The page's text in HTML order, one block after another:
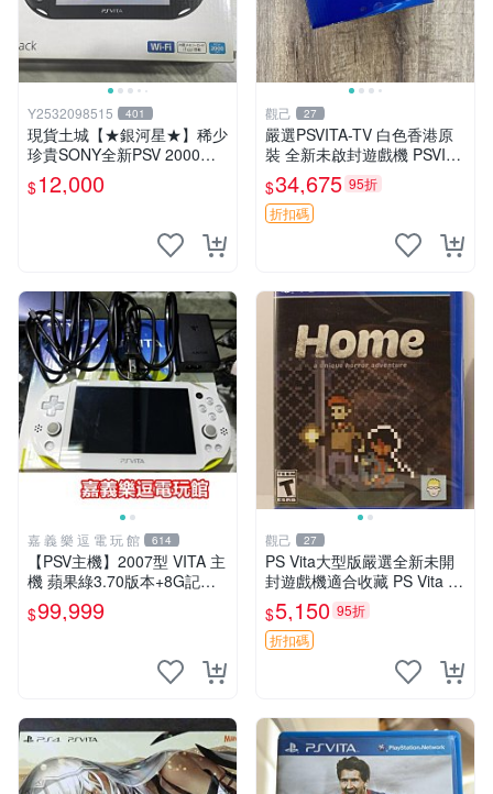
Y2532098515 401
現貨土城【★銀河星★】稀少
珍貴SONY全新PSV 2000主
機.可轉換中文.全新PSV未使
用
$12,000
觀己 27
嚴選PSVITA-TV 白色香港原
裝 全新未啟封遊戲機 PSVITA
TV 行貨 電腦遊戲機 新款 全
套配件齊全
$34,675 95折
折扣碼
嘉 義 樂 逗 電 玩 館 614
【PSV主機】2007型 VITA 主
機 蘋果綠3.70版本+8G記憶
卡+螢幕保護貼【9成新】✪中
古二手✪嘉義樂逗電玩館
$99,999
觀己 27
PS Vita大型版嚴選全新未開
封遊戲機適合收藏 PS Vita 新
型號 家用遊戲機 直營店優選
$5,150 95折
折扣碼